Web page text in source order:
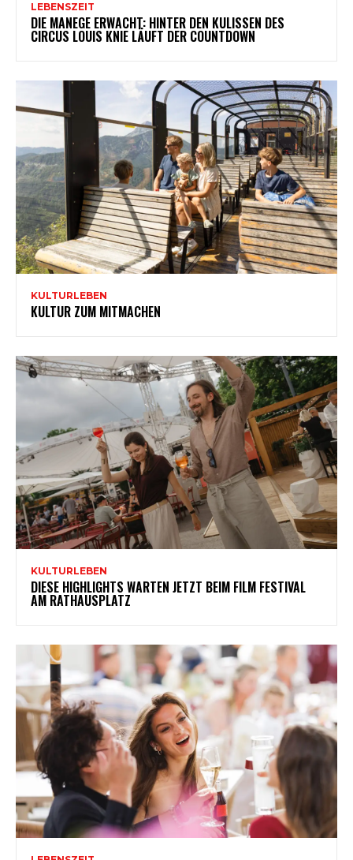
LEBENSZEIT
DIE MANEGE ERWACHT: HINTER DEN KULISSEN DES
CIRCUS LOUIS KNIE LÄUFT DER COUNTDOWN
KULTURLEBEN
KULTUR ZUM MITMACHEN
KULTURLEBEN
DIESE HIGHLIGHTS WARTEN JETZT BEIM FILM FESTIVAL
AM RATHAUSPLATZ